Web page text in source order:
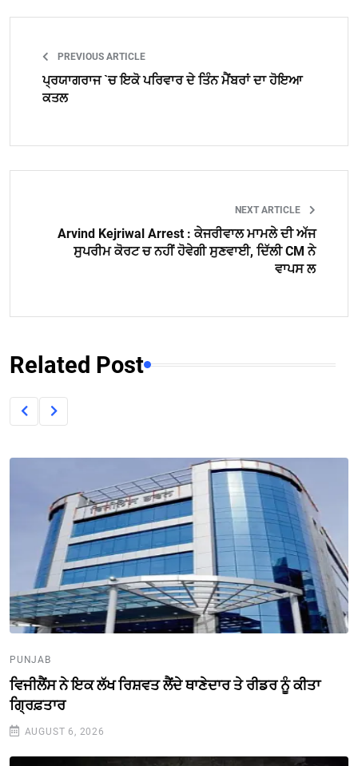
PREVIOUS ARTICLE
ਪ੍ਰਯਾਗਰਾਜ `ਚ ਇਕੋ ਪਰਿਵਾਰ ਦੇ ਤਿੰਨ ਮੈਂਬਰਾਂ ਦਾ ਹੋਇਆ
ਕਤਲ
NEXT ARTICLE
Arvind Kejriwal Arrest : ਕੇਜਰੀਵਾਲ ਮਾਮਲੇ ਦੀ ਅੱਜ
ਸੁਪਰੀਮ ਕੋਰਟ ਚ ਨਹੀਂ ਹੋਵੇਗੀ ਸੁਣਵਾਈ, ਦਿੱਲੀ CM ਨੇ
ਵਾਪਸ ਲ
Related Post
PUNJAB
ਵਿਜੀਲੈਂਸ ਨੇ ਇਕ ਲੱਖ ਰਿਸ਼ਵਤ ਲੈਂਦੇ ਥਾਣੇਦਾਰ ਤੇ ਰੀਡਰ ਨੂੰ ਕੀਤਾ
ਗ੍ਰਿਫ਼ਤਾਰ
AUGUST 6, 2026